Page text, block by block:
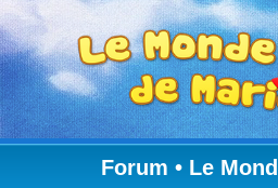
Forum • Le